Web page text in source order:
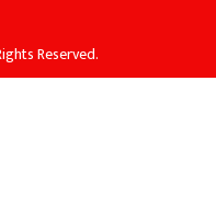
Reserved.